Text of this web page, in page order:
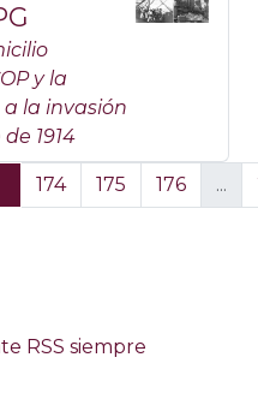
y la
la invasión
1914
174 175 176 ...
RSS siempre